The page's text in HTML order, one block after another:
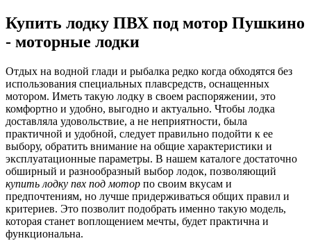
Купить лодку ПВХ под мотор Пушкино
- моторные лодки
Отдых на водной глади и рыбалка редко когда обходятся без
использования специальных плавсредств, оснащенных
мотором. Иметь такую лодку в своем распоряжении, это
комфортно и удобно, выгодно и актуально. Чтобы лодка
доставляла удовольствие, а не неприятности, была
практичной и удобной, следует правильно подойти к ее
выбору, обратить внимание на общие характеристики и
эксплуатационные параметры. В нашем каталоге достаточно
обширный и разнообразный выбор лодок, позволяющий
купить лодку пвх под мотор по своим вкусам и
предпочтениям, но лучше придерживаться общих правил и
критериев. Это позволит подобрать именно такую модель,
которая станет воплощением мечты, будет практична и
функциональна.